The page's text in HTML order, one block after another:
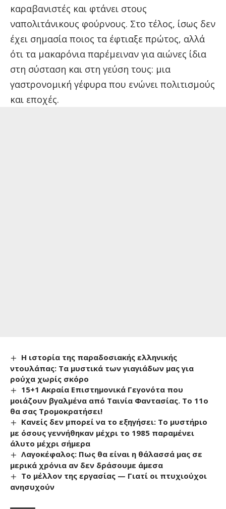
καραβανιστές και φτάνει στους
ναπολιτάνικους φούρνους. Στο τέλος, ίσως δεν
έχει σημασία ποιος τα έφτιαξε πρώτος, αλλά
ότι τα μακαρόνια παρέμειναν για αιώνες ίδια
στη σύσταση και στη γεύση τους: μια
γαστρονομική γέφυρα που ενώνει πολιτισμούς
και εποχές.
Η ιστορία της παραδοσιακής ελληνικής
ντουλάπας: Τα μυστικά των γιαγιάδων μας για
ρούχα χωρίς σκόρο
15+1 Ακραία Επιστημονικά Γεγονότα που
μοιάζουν βγαλμένα από Ταινία Φαντασίας. Το 11ο
θα σας Τρομοκρατήσει!
Κανείς δεν μπορεί να το εξηγήσει: To μυστήpιo
με όσους γεννήθηκαν μέχρι το 1985 παραμένει
άλυτο μέχρι σήμερα
Λαγοκέφαλος: Πως θα είναι η θάλασσά μας σε
μερικά χρόνια αν δεν δράσουμε άμεσα
Το μέλλον της εργασίας — Γιατί οι πτυχιούχοι
ανησυχούν